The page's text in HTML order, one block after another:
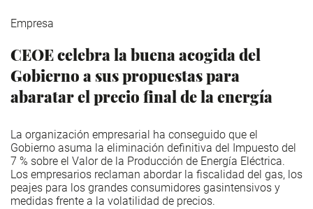
Empresa
CEOE celebra la buena acogida del
Gobierno a sus propuestas para
abaratar el precio final de la energía
La organización empresarial ha conseguido que el
Gobierno asuma la eliminación definitiva del Impuesto del
7 % sobre el Valor de la Producción de Energía Eléctrica.
Los empresarios reclaman abordar la fiscalidad del gas, los
peajes para los grandes consumidores gasintensivos y
medidas frente a la volatilidad de precios.